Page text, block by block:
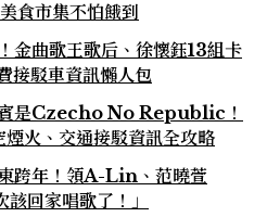
食市集不怕餓到
金曲歌王歌后、徐懷鈺13組卡
接駁車資訊懶人包
是Czecho No Republic！
火、交通接駁資訊全攻略
跨年！領A-Lin、范曉萱
回家唱歌了！」